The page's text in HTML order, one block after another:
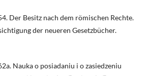
Der Besitz nach dem römischen Rechte.
der neueren Gesetzbücher.
Nauka o posiadaniu i o zasiedzeniu